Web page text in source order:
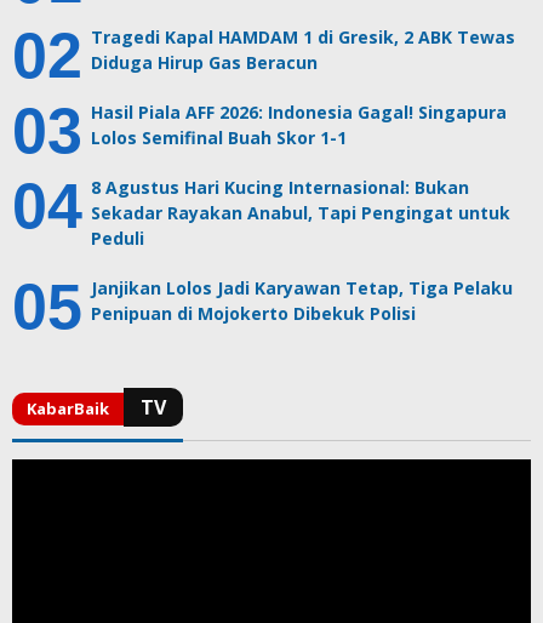
Tragedi Kapal HAMDAM 1 di Gresik, 2 ABK Tewas
Diduga Hirup Gas Beracun
Hasil Piala AFF 2026: Indonesia Gagal! Singapura
Lolos Semifinal Buah Skor 1-1
8 Agustus Hari Kucing Internasional: Bukan
Sekadar Rayakan Anabul, Tapi Pengingat untuk
Peduli
Janjikan Lolos Jadi Karyawan Tetap, Tiga Pelaku
Penipuan di Mojokerto Dibekuk Polisi